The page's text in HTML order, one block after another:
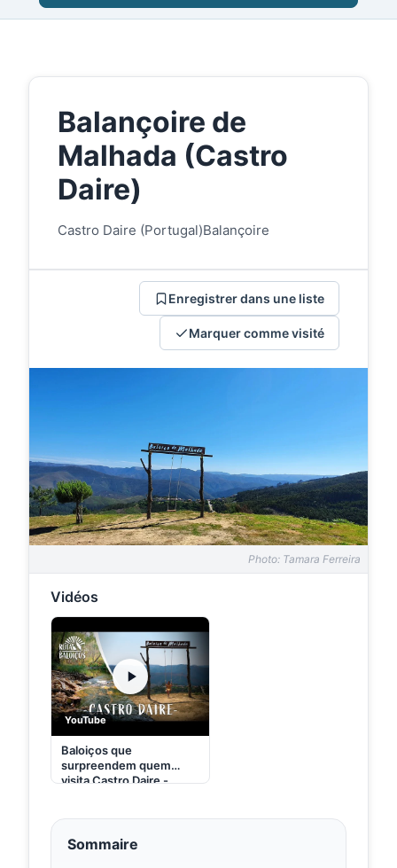
Balançoire de
Malhada (Castro
Daire)
Castro Daire (Portugal)Balançoire
Enregistrer dans une liste
Marquer comme visité
Photo: Tamara Ferreira
Vidéos
YouTube
Baloiços que
surpreendem quem
visita Castro Daire -
Sommaire